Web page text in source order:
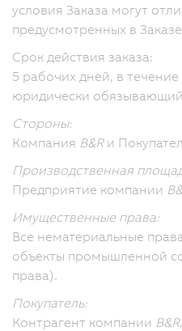
условия Заказа могут
предусмотренных в
Срок действия заказа:
5 рабочих дней, в
юридически обязывающий
Стороны:
Компания B&Rи
Производственная
Предприятие компании
Имущественные права:
Все нематериальные
объекты промышленной
права).
Покупатель:
Контрагент компании B&R